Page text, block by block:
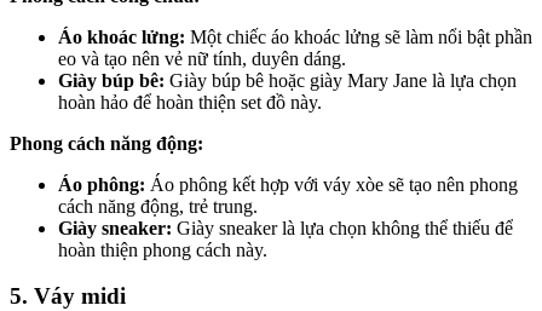
Áo khoác lửng: Một chiếc áo khoác lửng sẽ làm nổi bật phần
eo và tạo nên vẻ nữ tính, duyên dáng.
Giày búp bê: Giày búp bê hoặc giày Mary Jane là lựa chọn
hoàn hảo để hoàn thiện set đồ này.
Phong cách năng động:
Áo phông: Áo phông kết hợp với váy xòe sẽ tạo nên phong
cách năng động, trẻ trung.
Giày sneaker: Giày sneaker là lựa chọn không thể thiếu để
hoàn thiện phong cách này.
5. Váy midi